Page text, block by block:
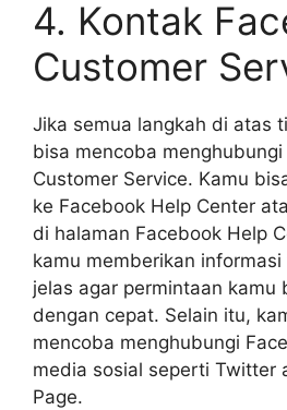
4. Kontak
Customer
Jika semua langkah di atas
bisa mencoba
Customer Service. Kamu
ke Facebook Help Center
di halaman Facebook Help
kamu memberikan
jelas agar permintaan kamu
dengan cepat. Selain itu,
mencoba menghubungi
media sosial seperti Twitter
Page.